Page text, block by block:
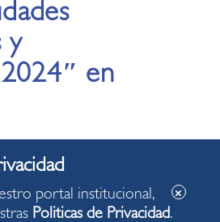
y
en
que busca desarrollar
portal institucional,
Politicas de Privacidad.